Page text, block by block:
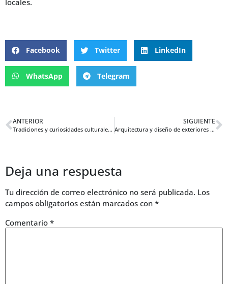
Facebook Twitter LinkedIn
WhatsApp Telegram
ANTERIOR
Tradiciones y curiosidades culturales de las tablas de planchar en el mundo
SIGUIENTE
Arquitectura y diseño de exteriores utilizando piscinas prefabricadas
Deja una respuesta
Tu dirección de correo electrónico no será publicada. Los
campos obligatorios están marcados con *
Comentario *